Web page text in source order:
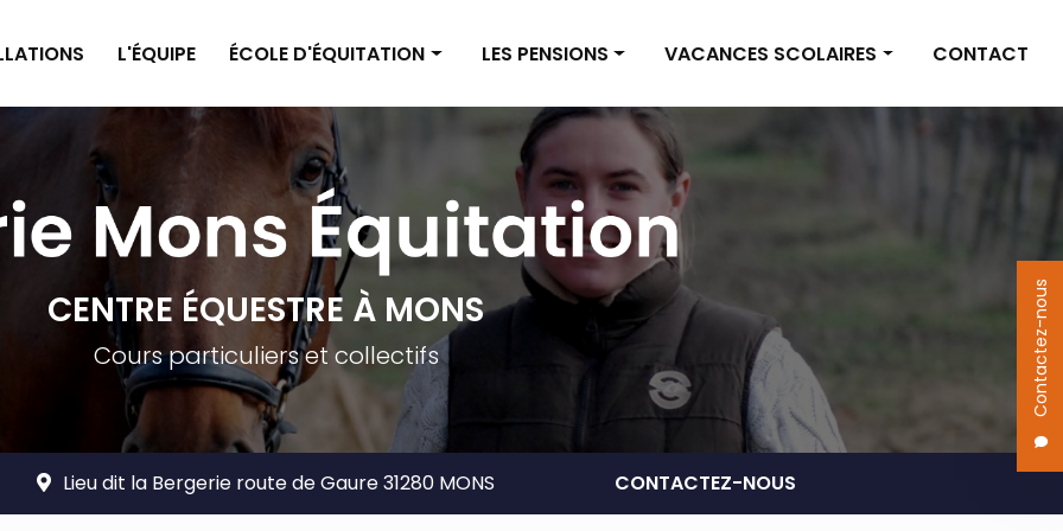
Contactez-nous
L'ÉQUIPE ÉCOLE D'ÉQUITATION
Enseignement poney
Enseignement cheval
Planning
Tarifs
LES PENSIONS
Pension box
Pension pré
Tarif des pensions
VACANCES SCOLAIRES
Actualités
CONTACT
CENTRE ÉQUESTRE À MONS
Cours particuliers et collectifs
Lieu dit la Bergerie route de Gaure 31280 MONS CONTACTEZ-NOUS